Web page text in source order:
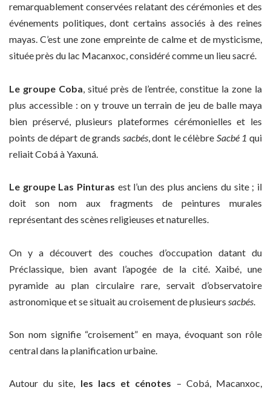
remarquablement conservées relatant des cérémonies et des
événements politiques, dont certains associés à des reines
mayas. C’est une zone empreinte de calme et de mysticisme,
située près du lac Macanxoc, considéré comme un lieu sacré.
Le groupe Coba , situé près de l’entrée, constitue la zone la
plus accessible : on y trouve un terrain de jeu de balle maya
bien préservé, plusieurs plateformes cérémonielles et les
points de départ de grands sacbés, dont le célèbre Sacbé 1 qui
reliait Cobá à Yaxuná.
Le groupe Las Pinturas est l’un des plus anciens du site ; il
doit son nom aux fragments de peintures murales
représentant des scènes religieuses et naturelles.
On y a découvert des couches d’occupation datant du
Préclassique, bien avant l’apogée de la cité. Xaibé, une
pyramide au plan circulaire rare, servait d’observatoire
astronomique et se situait au croisement de plusieurs sacbés
Son nom signifie “croisement” en maya, évoquant son rôle
central dans la planification urbaine.
Autour du site, les lacs et cénotes – Cobá, Macanxoc,